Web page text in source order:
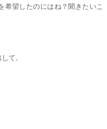
希望したのにはね？聞きたいこ
て。